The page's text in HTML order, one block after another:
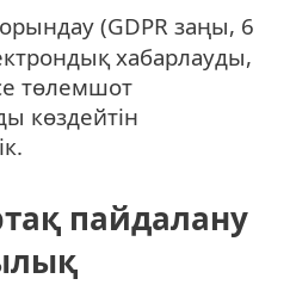
(GDPR заңы, 6
хабарлауды,
төлемшот
көздейтін
пайдалану